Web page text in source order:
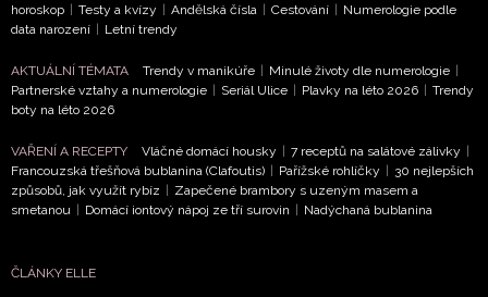
NEWSLETTER
ODESLAT
Přihlášením k newsletteru souhlasíte sObchodními
podmínkami společnosti BurdaMedia Extra s.r.o.a
potvrzujete, že jste se seznámili seZásadami
ochrany soukromí
- BurdaMedia Extra s.r.o. bude s
vyhodnocení akce a zasílání novinek.
horoskop | Testy a kvízy | Andělská čísla | Cestování | Numerologie podle
data narození | Letní trendy
AKTUÁLNÍ TÉMATA Trendy v manikúře | Minulé životy dle numerologie |
Partnerské vztahy a numerologie | Seriál Ulice | Plavky na léto 2026 | Trendy
boty na léto 2026
VAŘENÍ A RECEPTY Vláčné domácí housky | 7 receptů na salátové zálivky |
Francouzská třešňová bublanina (Clafoutis) | Pařížské rohlíčky | 30 nejlepších
způsobů, jak využít rybíz | Zapečené brambory s uzeným masem a
smetanou | Domácí iontový nápoj ze tří surovin | Nadýchaná bublanina
ČLÁNKY ELLE